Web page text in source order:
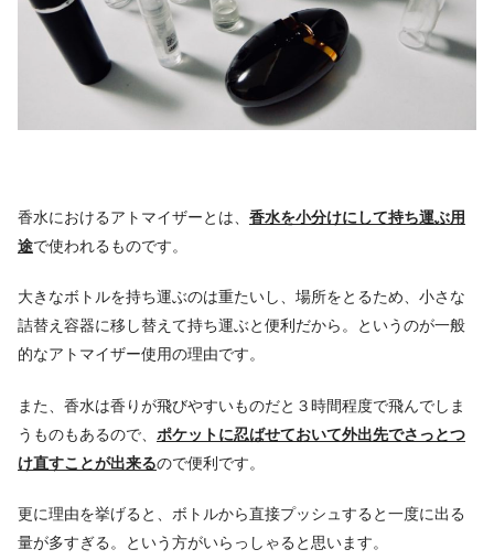
香水におけるアトマイザーとは、 香水を小分けにして持ち運ぶ用
途で使われるものです。
大きなボトルを持ち運ぶのは重たいし、場所をとるため、小さな
詰替え容器に移し替えて持ち運ぶと便利だから。というのが一般
的なアトマイザー使用の理由です。
また、香水は香りが飛びやすいものだと３時間程度で飛んでしま
うものもあるので、 ポケットに忍ばせておいて外出先でさっとつ
け直すことが出来るので便利です。
更に理由を挙げると、ボトルから直接プッシュすると一度に出る
量が多すぎる。という方がいらっしゃると思います。